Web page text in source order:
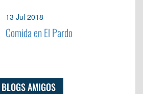
13 Jul 2018
Comida en El Pardo
BLOGS AMIGOS